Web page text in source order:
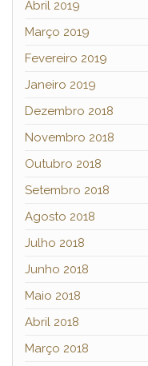
Abril 2019
Março 2019
Fevereiro 2019
Janeiro 2019
Dezembro 2018
Novembro 2018
Outubro 2018
Setembro 2018
Agosto 2018
Julho 2018
Junho 2018
Maio 2018
Abril 2018
Março 2018